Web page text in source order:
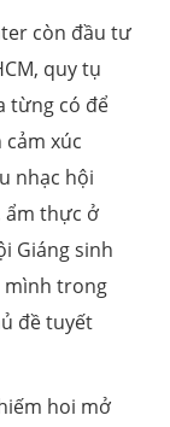
còn đầu tư
quy tụ
từng có để
cảm xúc
nhạc hội
ẩm thực ở
Giáng sinh
mình trong
đề tuyết
hoi mở